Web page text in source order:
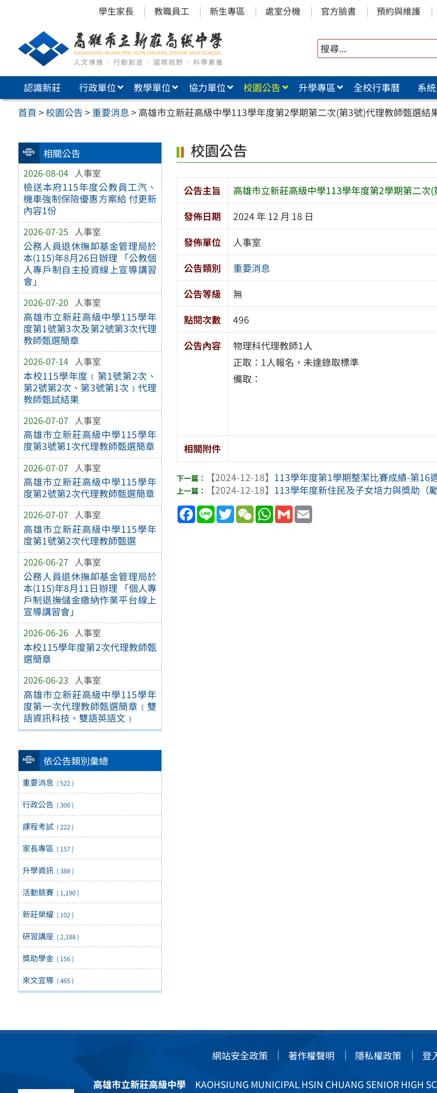
內
學生家長 教職員工 新生專區 處室分機 官方臉書 預約與維護
認識新莊 行政單位 教學單位 協力單位 校園公告 升學專區 全校行事曆
系
首頁>校園公告> 重要消息> 高雄市立新莊高級中學113學年度第2學期第二次(第3號)代理教師甄選結
相關公告
2026-08-04 人事室
檢送本府115年度公教員工汽、
機車強制保險優惠方案給 付更新
內容1份
2026-07-25 人事室
公務人員退休撫卹基金管理局於
本(115)年8月26日辦理 「公教個
人專戶制自主投資線上宣導講習
會」
2026-07-20 人事室
高雄市立新莊高級中學115學年
度第1號第3次及第2號第3次代理
教師甄選簡章
2026-07-14 人事室
本校115學年度﹙第1號第2次、
第2號第2次、第3號第1次﹚代理
教師甄試結果
2026-07-07 人事室
高雄市立新莊高級中學115學年
度第3號第1次代理教師甄選簡章
2026-07-07 人事室
高雄市立新莊高級中學115學年
度第2號第2次代理教師甄選簡章
2026-07-07 人事室
高雄市立新莊高級中學115學年
度第1號第2次代理教師甄選
2026-06-27 人事室
公務人員退休撫卹基金管理局於
本(115)年8月11日辦理 「個人專
戶制退撫儲金繳納作業平台線上
宣導講習會」
2026-06-26 人事室
本校115學年度第2次代理教師甄
選簡章
2026-06-23 人事室
高雄市立新莊高級中學115學年
度第一次代理教師甄選簡章﹙雙
語資訊科技、雙語英語文﹚
依公告類別彙總
重要消息 ( 522 )
行政公告 ( 300 )
課程考試 ( 222 )
家長專區 ( 157 )
升學資訊 ( 388 )
活動競賽 ( 1,190 )
新莊榮耀 ( 102 )
研習講座 ( 2,188 )
獎助學金 ( 156 )
來文宣導 ( 465 )
校園公告
公告主旨
高雄市立新莊高級中學113學年度第2學期第二次
發佈日期
2024 年 12 月 18 日
發佈單位
人事室
公告類別
重要消息
公告等級
無
點閱次數
496
公告內容
物理科代理教師1人
正取：1人報名，未達錄取標準
備取：
相關附件
【2024-12-18】 113學年度第1學期整潔比賽成績-第16
【2024-12-18】 113學年度新住民及子女培力與獎助（
Facebook
Line TwitterWeChatWhatsApp
Gmail
網站安全政策 著作權聲明 隱私權政策 登
高雄市立新莊高級中學KAOHSIUNG MUNICIPAL HSIN CHUANG SENIOR HIGH